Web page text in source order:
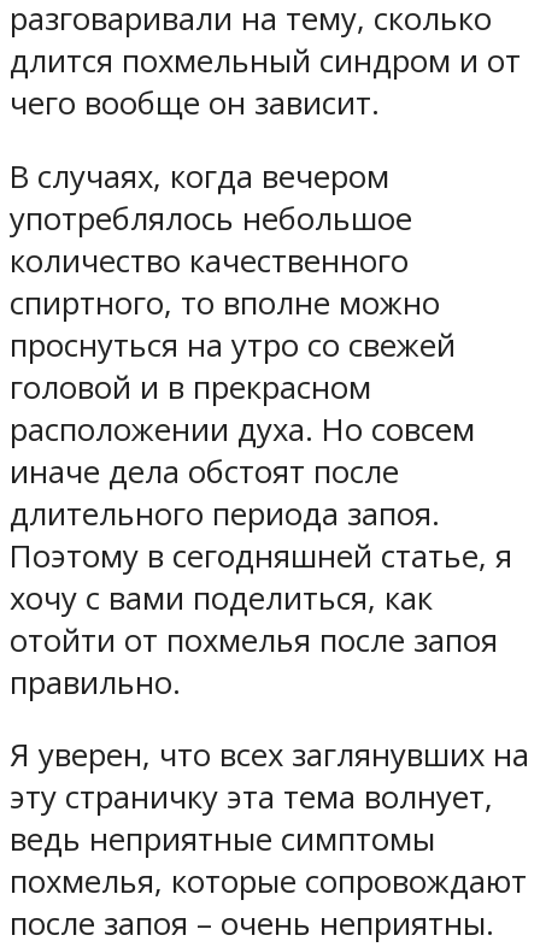
разговаривали на тему, сколько
длится похмельный синдром и от
чего вообще он зависит.
В случаях, когда вечером
употреблялось небольшое
количество качественного
спиртного, то вполне можно
проснуться на утро со свежей
головой и в прекрасном
расположении духа. Но совсем
иначе дела обстоят после
длительного периода запоя.
Поэтому в сегодняшней статье, я
хочу с вами поделиться, как
отойти от похмелья после запоя
правильно.
Я уверен, что всех заглянувших на
эту страничку эта тема волнует,
ведь неприятные симптомы
похмелья, которые сопровождают
после запоя – очень неприятны.